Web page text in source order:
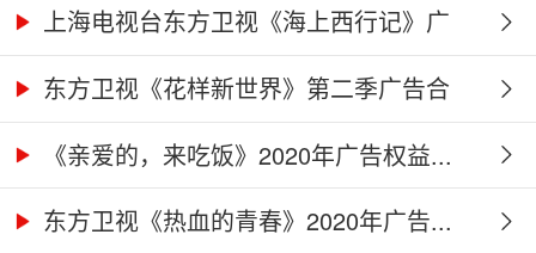
视...上海电视台东方卫视《海上西行记》广
告...东方卫视《花样新世界》第二季广告合
作...《亲爱的，来吃饭》2020年广告权益...
东方卫视《热血的青春》2020年广告...